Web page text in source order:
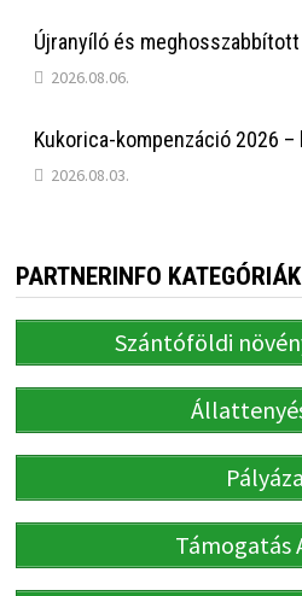
Újranyíló és
2026.08.06.
Kukorica-kompenzáció 2026 –
2026.08.03.
PARTNERINFO KATEGÓRIÁK
Szántóföldi
Támogatás